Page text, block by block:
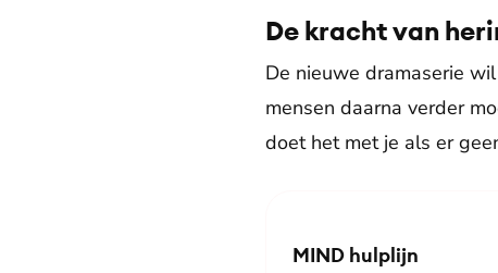
De kracht van
De nieuwe dramaserie
mensen daarna verder
doet het met je als er
MIND hulplijn